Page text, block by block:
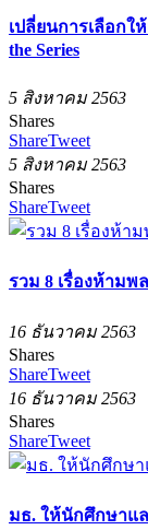
เปลี่ยนการเลือกใ
the Series
5 สิงหาคม 2563
Shares
ShareTweet
5 สิงหาคม 2563
Shares
ShareTweet
รวม 8 เรื่องห้ามพ
16 ธันวาคม 2563
Shares
ShareTweet
16 ธันวาคม 2563
Shares
ShareTweet
มธ. ให้นักศึกษาแ